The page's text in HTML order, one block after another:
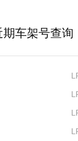
车架号查询